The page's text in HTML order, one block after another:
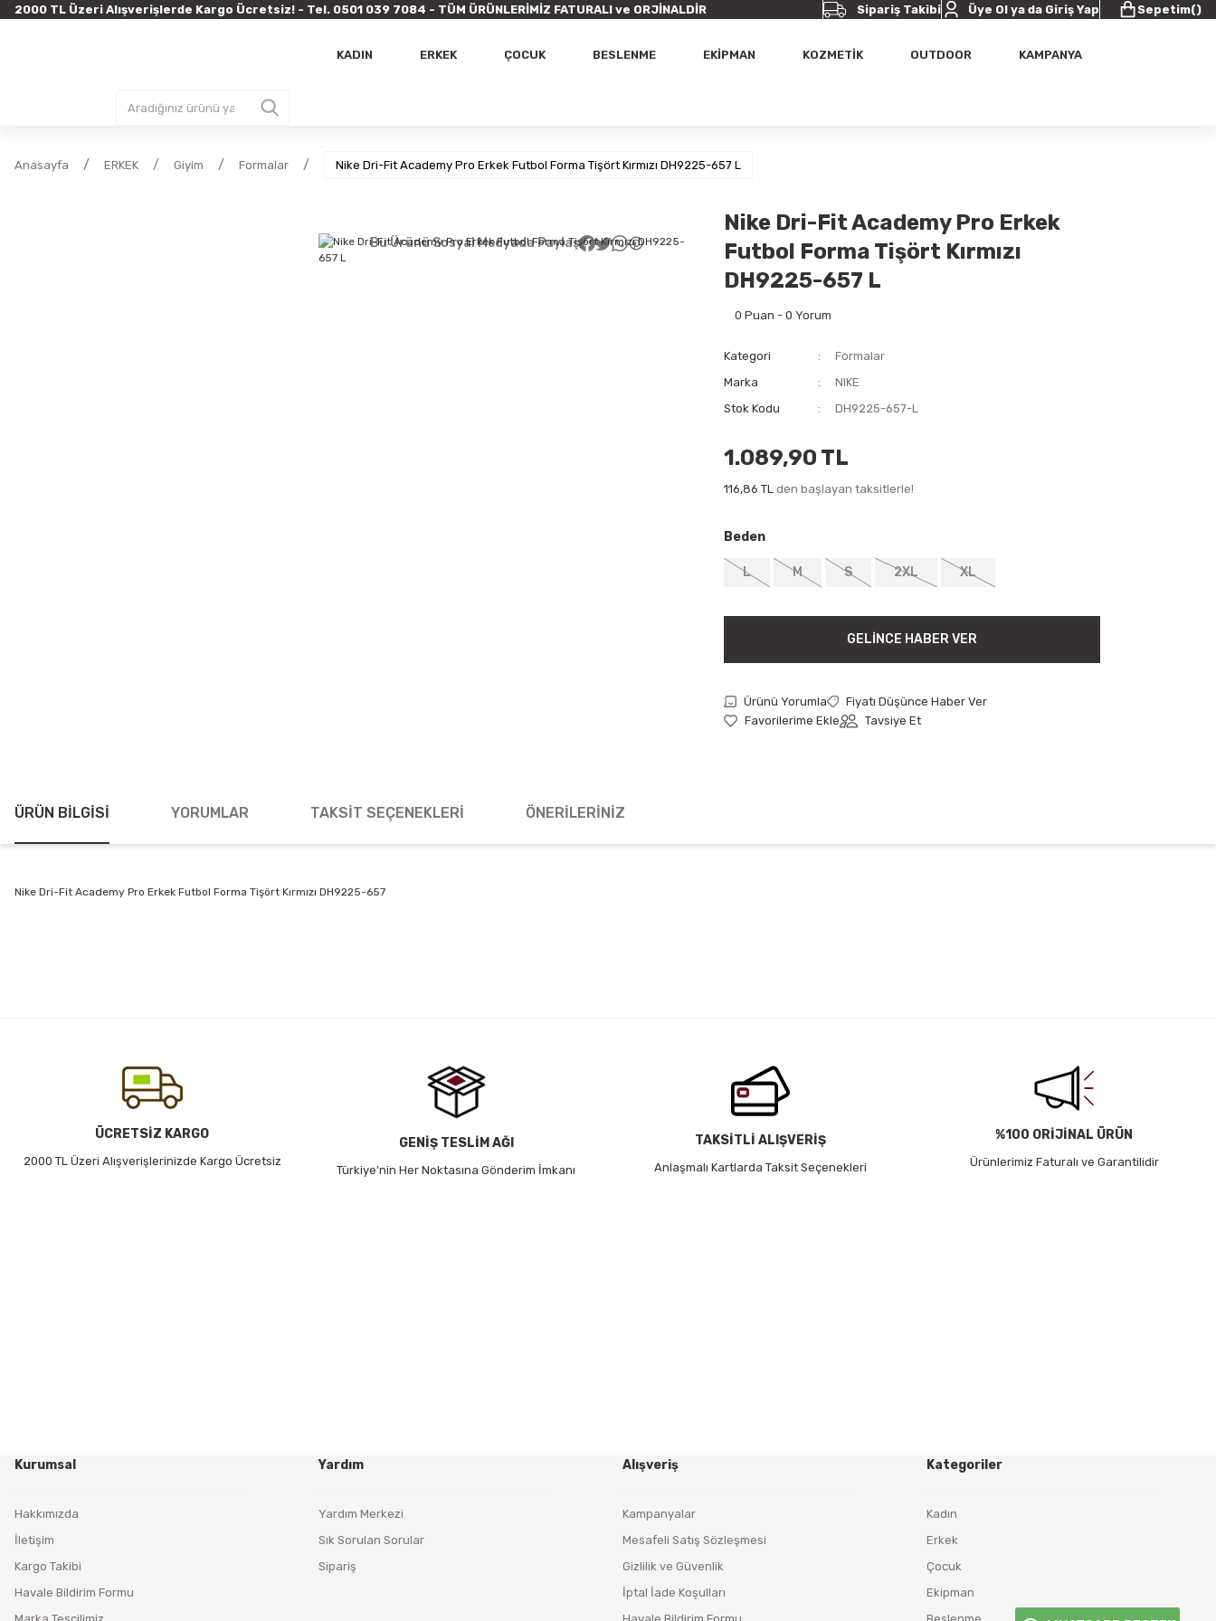
2000 TL Üzeri Alışverişlerde Kargo Ücretsiz! - Tel. 0501 039 7084 - TÜM ÜRÜNLERİMİZ FATURALI ve ORJİNALDİR Sipariş Takibi Üye Ol ya da Giriş Yap Sepetim()
KADIN ERKEK ÇOCUK BESLENME EKİPMAN KOZMETİK OUTDOOR KAMPANYA
Anasayfa ERKEK Giyim Formalar Nike Dri-Fit Academy Pro Erkek Futbol Forma Tişört Kırmızı DH9225-657 L
Bu Ürünü Sosyal Medyada Paylaş
Nike Dri-Fit Academy Pro Erkek
Futbol Forma Tişört Kırmızı
DH9225-657 L
0 Puan - 0 Yorum
Kategori
Formalar
Marka
NIKE
Stok Kodu
DH9225-657-L
1.089,90 TL
116,86 TL den başlayan taksitlerle!
Beden
L M S 2XL XL
GELINCE HABER VER
Ürünü Yorumla
Fiyatı Düşünce Haber Ver
Tavsiye Et
ÜRÜN BILGISI YORUMLAR TAKSIT SEÇENEKLERI ÖNERILERINIZ
Nike Dri-Fit Academy Pro Erkek Futbol Forma Tişört Kırmızı DH9225-657
Ürün bilgilerinde hatalar bulunuyor.
Ürün fiyatı diğer sitelerden daha pahalı.
Bu ürüne benzer farklı alternatifler olmalı.
ÜCRETSİZ KARGO
2000 TL Üzeri Alışverişlerinizde Kargo Ücretsiz
GENİŞ TESLİM AĞI
Türkiye’nin Her Noktasına Gönderim İmkanı
TAKSİTLİ ALIŞVERİŞ
Anlaşmalı Kartlarda Taksit Seçenekleri
%100 ORİJİNAL ÜRÜN
Ürünlerimiz Faturalı ve Garantilidir
Kurumsal
Hakkımızda
İletişim
Kargo Takibi
Havale Bildirim Formu
Yardım
Yardım Merkezi
Sık Sorulan Sorular
Sipariş
Alışveriş
Kampanyalar
Mesafeli Satış Sözleşmesi
Gizlilik ve Güvenlik
İptal İade Koşulları
Kategoriler
Kadın
Erkek
Çocuk
Ekipman